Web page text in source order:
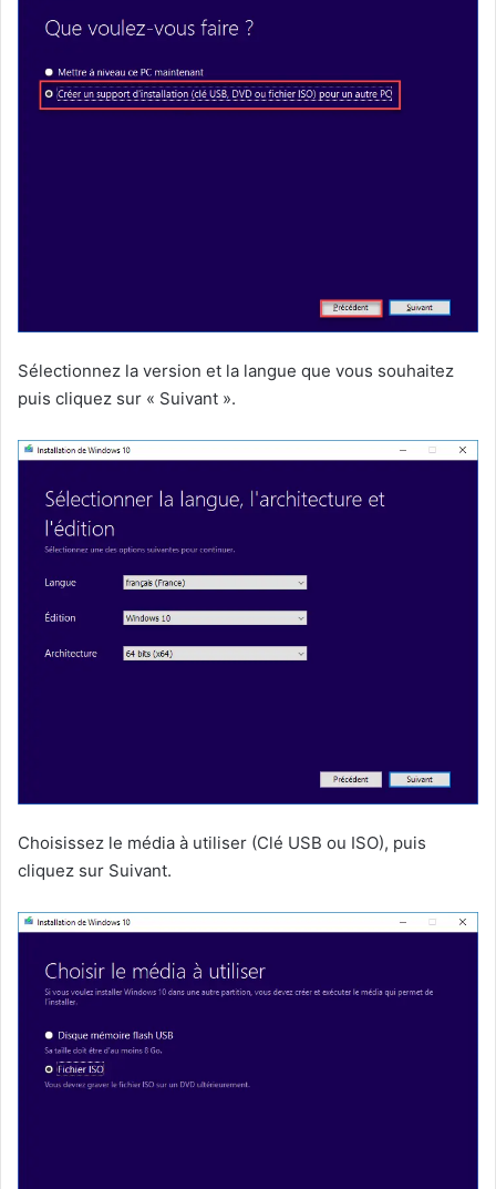
Sélectionnez la version et la langue que vous souhaitez
puis cliquez sur « Suivant ».
Choisissez le média à utiliser (Clé USB ou ISO), puis
cliquez sur Suivant.